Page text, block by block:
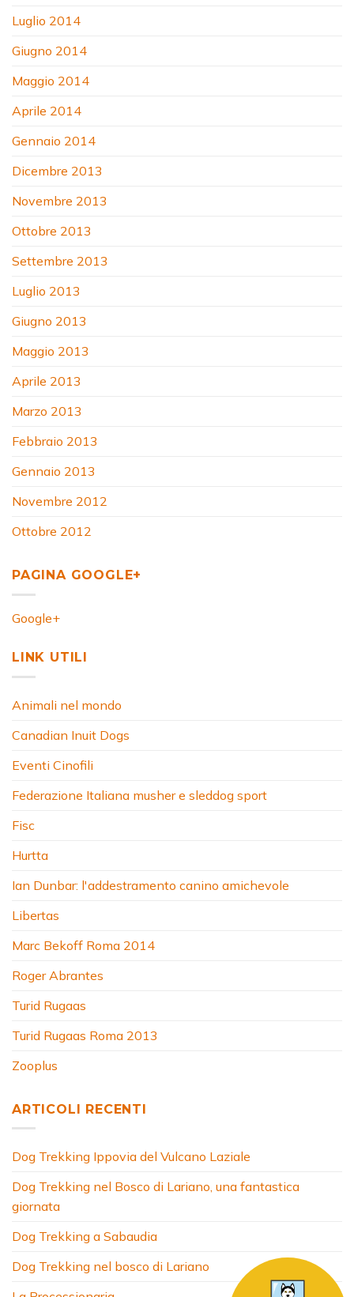
Luglio 2014
Giugno 2014
Maggio 2014
Aprile 2014
Gennaio 2014
Dicembre 2013
Novembre 2013
Ottobre 2013
Settembre 2013
Luglio 2013
Giugno 2013
Maggio 2013
Aprile 2013
Marzo 2013
Febbraio 2013
Gennaio 2013
Novembre 2012
Ottobre 2012
PAGINA GOOGLE+
Google+
LINK UTILI
Animali nel mondo
Canadian Inuit Dogs
Eventi Cinofili
Federazione Italiana musher e sleddog sport
Fisc
Hurtta
Ian Dunbar: l'addestramento canino amichevole
Libertas
Marc Bekoff Roma 2014
Roger Abrantes
Turid Rugaas
Turid Rugaas Roma 2013
Zooplus
ARTICOLI RECENTI
Dog Trekking Ippovia del Vulcano Laziale
Dog Trekking nel Bosco di Lariano, una fantastica
giornata
Dog Trekking a Sabaudia
Dog Trekking nel bosco di Lariano